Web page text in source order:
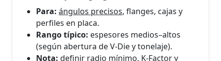
Para: ángulos precisos, flanges, cajas y
perfiles en placa.
Rango típico: espesores medios–altos
(según abertura de V-Die y tonelaje).
Nota: definir radio mínimo, K-Factor y